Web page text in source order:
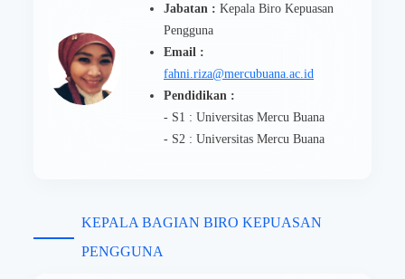
Jabatan : Kepala Biro Kepuasan
Pengguna
Email :
fahni.riza@mercubuana.ac.id
Pendidikan :
- S1 : Universitas Mercu Buana
- S2 : Universitas Mercu Buana
KEPALA BAGIAN BIRO KEPUASAN
PENGGUNA